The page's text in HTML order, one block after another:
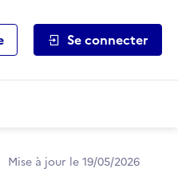
Se connecter
Mise à jour le 19/05/2026